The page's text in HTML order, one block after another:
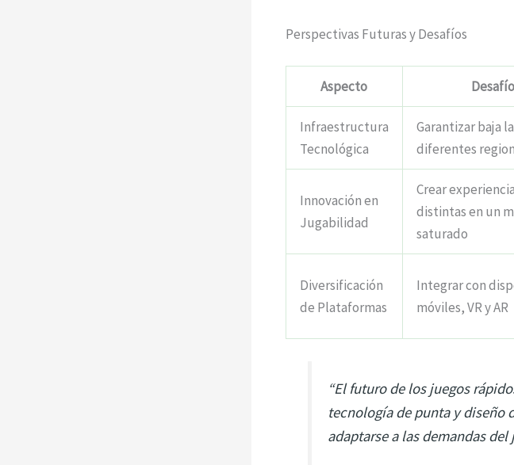
Perspectivas Futuras y Desafíos
Aspecto Desafío
Infraestructura
Tecnológica
Garantizar baja
diferentes
Innovación en
Jugabilidad
Crear
distintas en un
saturado
Diversificación
de Plataformas
Integrar con
móviles, VR y AR
“El futuro de los juegos
tecnología de punta y diseño
adaptarse a las demandas